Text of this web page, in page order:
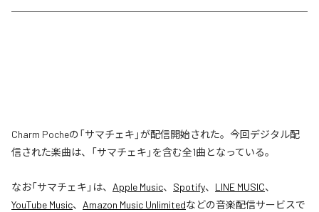
Charm Pocheの「サマチェキ」が配信開始された。今回デジタル配
信された楽曲は、「サマチェキ」を含む全1曲となっている。
なお「サマチェキ 」は、 Apple Music、 Spotify、 LINE MUSIC、
YouTube Music、 Amazon Music Unlimitedなどの音楽配信サービスで